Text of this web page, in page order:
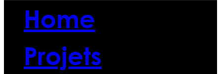
Home
Projets